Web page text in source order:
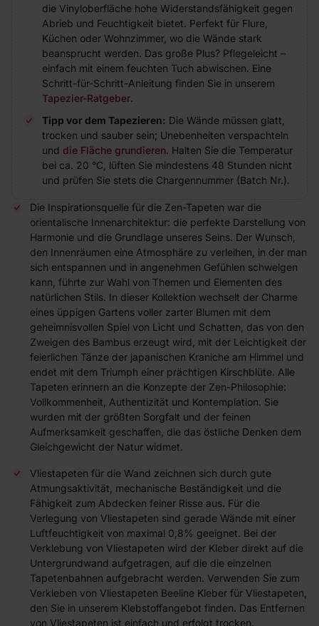
die Vinyloberfläche hohe Widerstandsfähigkeit gegen
Abrieb und Feuchtigkeit bietet. Perfekt für Flure,
Küchen oder Wohnzimmer, wo die Wände stark
beansprucht werden. Das große Plus? Pflegeleicht –
einfach mit einem feuchten Tuch abwischen. Eine
Schritt-für-Schritt-Anleitung finden Sie in unserem
Tapezier-Ratgeber.
Tipp vor dem Tapezieren: Die Wände müssen glatt,
trocken und sauber sein; Unebenheiten verspachteln
und die Fläche grundieren. Halten Sie die Temperatur
bei ca. 20 °C, lüften Sie mindestens 48 Stunden nicht
und prüfen Sie stets die Chargennummer (Batch Nr.).
Die Inspirationsquelle für die Zen-Tapeten war die
orientalische Innenarchitektur: die perfekte Darstellung von
Harmonie und die Grundlage unseres Seins. Der Wunsch,
den Innenräumen eine Atmosphäre zu verleihen, in der man
sich entspannen und in angenehmen Gefühlen schwelgen
kann, führte zur Wahl von Themen und Elementen des
natürlichen Stils. In dieser Kollektion wechselt der Charme
eines üppigen Gartens voller zarter Blumen mit dem
geheimnisvollen Spiel von Licht und Schatten, das von den
Zweigen des Bambus erzeugt wird, mit der Leichtigkeit der
feierlichen Tänze der japanischen Kraniche am Himmel und
endet mit dem Triumph einer prächtigen Kirschblüte. Alle
Tapeten erinnern an die Konzepte der Zen-Philosophie:
Vollkommenheit, Authentizität und Kontemplation. Sie
wurden mit der größten Sorgfalt und der feinen
Aufmerksamkeit geschaffen, die das östliche Denken dem
Gleichgewicht der Natur widmet.
Vliestapeten für die Wand zeichnen sich durch gute
Atmungsaktivität, mechanische Beständigkeit und die
Fähigkeit zum Abdecken feiner Risse aus. Für die
Verlegung von Vliestapeten sind gerade Wände mit einer
Luftfeuchtigkeit von maximal 0,8% geeignet. Bei der
Verklebung von Vliestapeten wird der Kleber direkt auf die
Untergrundwand aufgetragen, auf die die einzelnen
Tapetenbahnen aufgebracht werden. Verwenden Sie zum
Verkleben von Vliestapeten Beeline Kleber für Vliestapeten,
den Sie in unserem Klebstoffangebot finden. Das Entfernen
von Vliestapeten ist einfach und erfolgt trocken.